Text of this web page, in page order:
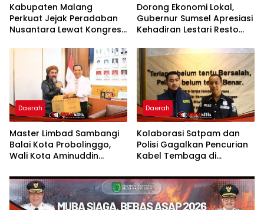
Kabupaten Malang
Perkuat Jejak Peradaban
Nusantara Lewat Kongres
Dorong Ekonomi Lokal,
Gubernur Sumsel Apresiasi
Kehadiran Lestari Resto
Opening 50%
Daerah
Master Limbad Sambangi
Balai Kota Probolinggo,
Wali Kota Aminuddin
Silaturahmi
Daerah
Kolaborasi Satpam dan
Polisi Gagalkan Pencurian
Kabel Tembaga di